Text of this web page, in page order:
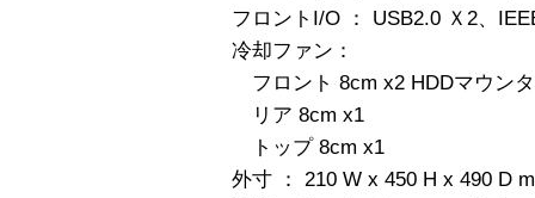
フロントI/O ： USB2.0 Ｘ2、
冷却ファン：
フロント 8cm x2 HDDマウン
リア 8cm x1
トップ 8cm x1
外寸 ： 210 W x 450 H x 490 D